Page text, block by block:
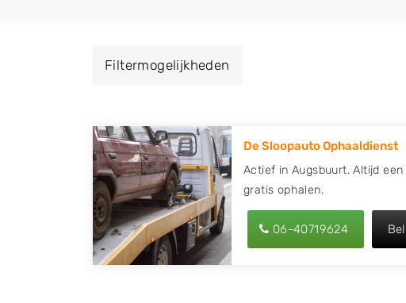
of deze liever laten ophalen op een locatie naar
Zoekt u liever naar een sloperij in een andere
hier alle bedrijven inFriesland . U kunt ook zoeken
behulp van uw postcode.
U kunt er ook voor kiezen om direct uw sloopauto
laten halen door de Sloopauto Ophaaldienst van
Filtermogelijkheden
De Sloopauto Ophaaldienst
Actief in Augsbuurt. Altijd
gratis ophalen.
06-40719624